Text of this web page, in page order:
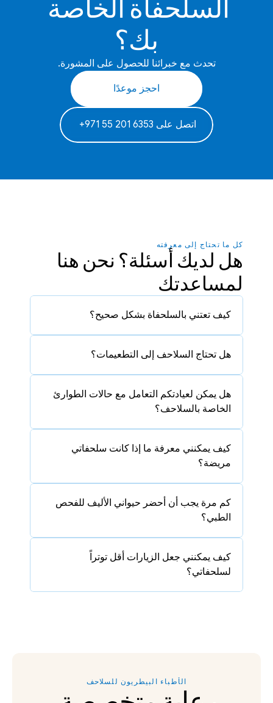
بك؟
تحدث مع خبرائنا للحصول على المشورة.
احجز موعدًا
‫اتصل على 6353 201 55 971+‬ ‫
كل ما تحتاج إلى معرفته
لمساعدتك
كيف تعتني بالسلحفاة بشكل صحيح؟
هل تحتاج السلاحف إلى التطعيمات؟
الخاصة بالسلاحف؟
مريضة؟
الطبي؟
لسلحفاتي؟
الأطباء البيطريون للسلاحف